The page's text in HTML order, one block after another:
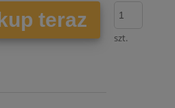
kup teraz
szt.